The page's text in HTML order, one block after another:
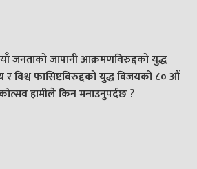
जनताको जापानी आक्रमणविरुद्दको युद्ध
र विश्व फासिष्टविरुद्दको युद्ध विजयको ८० औं
हामीले किन मनाउनुपर्दछ ?